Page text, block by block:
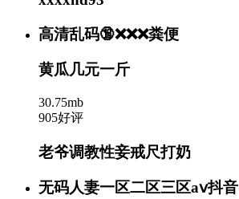
高清乱码🔞❌❌❌粪便
黄瓜几元一斤
30.75mb
905好评
老爷调教性妾戒尺打奶
无码人妻一区二区三区aⅴ抖音